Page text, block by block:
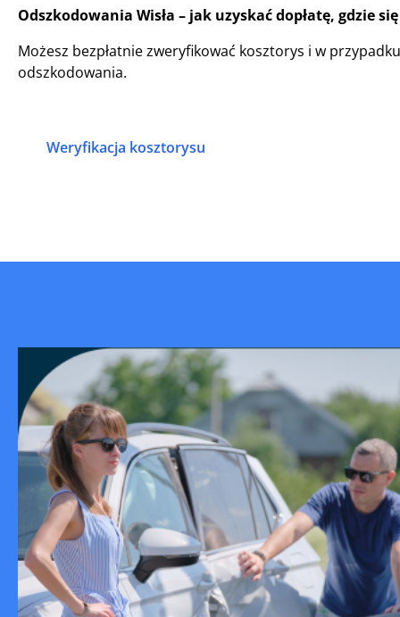
Odszkodowania Wisła – jak uzyskać dopłatę, gdzie
Możesz bezpłatnie zweryfikować kosztorys i w
odszkodowania.
Weryfikacja kosztorysu